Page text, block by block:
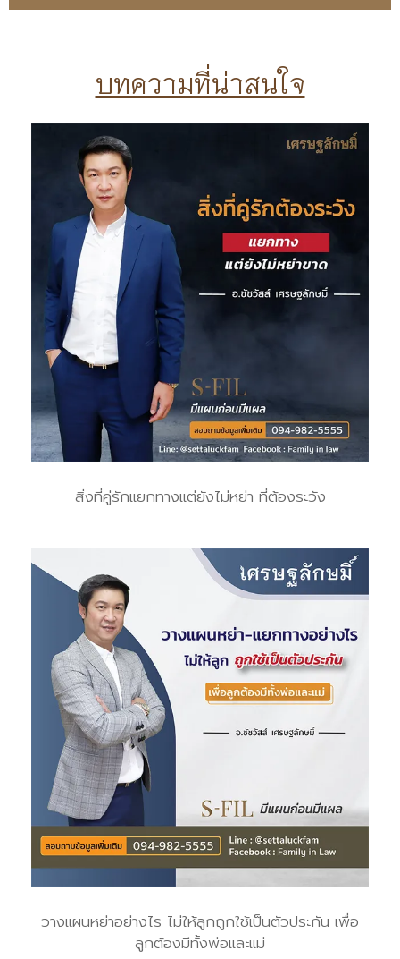
บทความที่น่าสนใจ
สิ่งที่คู่รักแยกทางแต่ยังไม่หย่า ที่ต้องระวัง
วางแผนหย่าอย่างไร ไม่ให้ลูกถูกใช้เป็นตัวประกัน เพื่อ
ลูกต้องมีทั้งพ่อและแม่